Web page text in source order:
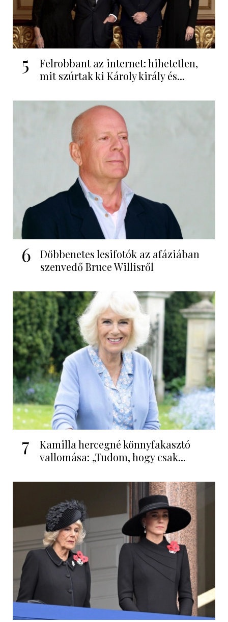
5
Felrobbant az internet: hihetetlen,
mit szúrtak ki Károly király és...
6
Döbbenetes lesifotók az afáziában
szenvedő Bruce Willisről
7
Kamilla hercegné könnyfakasztó
vallomása: „Tudom, hogy csak...